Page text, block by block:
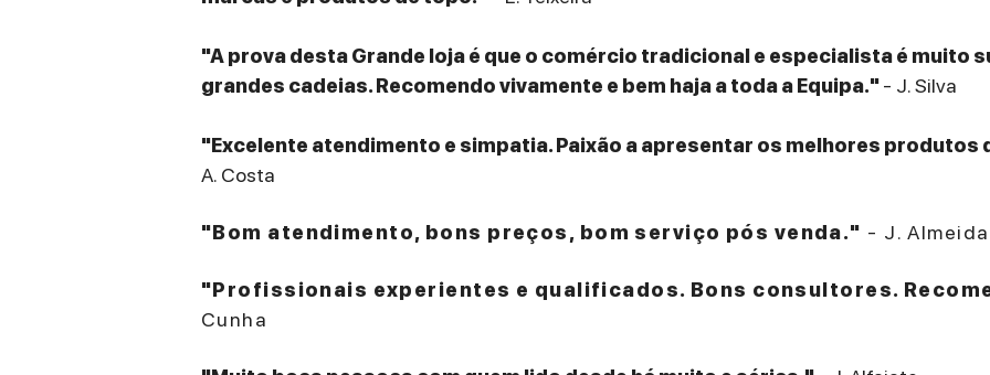
"A prova desta Grande loja é que o comércio tradicional e especialista é muito
grandes cadeias. Recomendo vivamente e bem haja a toda a Equipa."- J. Silva
"Excelente atendimento e simpatia. Paixão a apresentar os melhores produtos
A. Costa
"Bom atendimento, bons preços, bom serviço pós venda." - J. Almeida
"Profissionais experientes e qualificados. Bons consultores.
Cunha